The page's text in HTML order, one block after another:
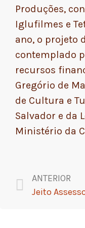
Produções,
Iglufilmes e
ano, o projeto
contemplado
recursos
Gregório de
de Cultura e
Salvador e da
Ministério da
ANTERIOR